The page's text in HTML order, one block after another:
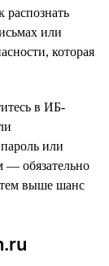
распознать
или
которая
в ИБ-
или
— обязательно
тем выше шанс